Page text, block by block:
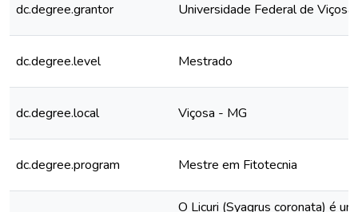
dc.degree.grantor Universidade Federal de Viçosa
dc.degree.level Mestrado
dc.degree.local Viçosa - MG
dc.degree.program Mestre em Fitotecnia
O Licuri (Syagrus coronata) é